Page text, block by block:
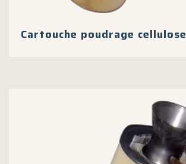
Cartouche poudrage cellulose